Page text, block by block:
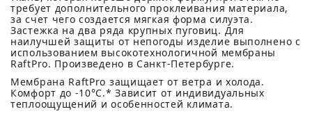
требует дополнительного проклеивания материала,
за счет чего создается мягкая форма силуэта.
Застежка на два ряда крупных пуговиц. Для
наилучшей защиты от непогоды изделие выполнено с
использованием высокотехнологичной мембраны
RaftPro. Произведено в Санкт-Петербурге.
Мембрана RaftPro защищает от ветра и холода.
Комфорт до -10°C.* Зависит от индивидуальных
теплоощущений и особенностей климата.